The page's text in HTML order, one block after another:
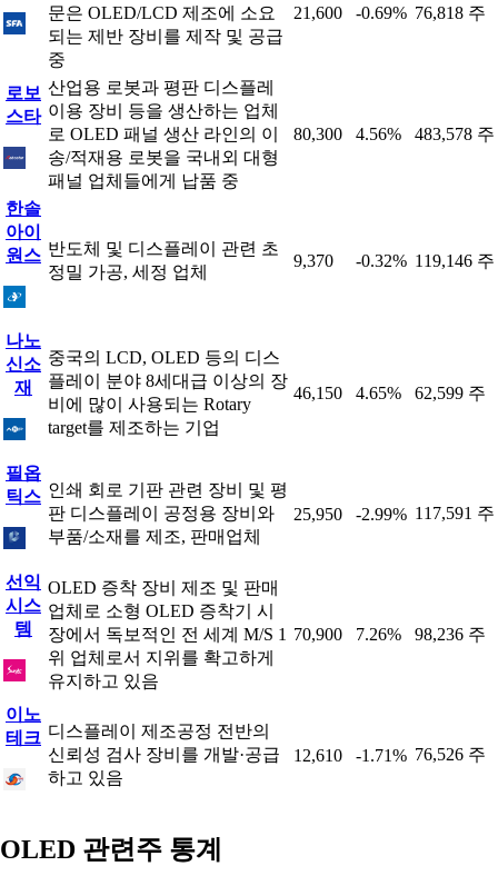
문은 OLED/LCD 제조에 소요
되는 제반 장비를 제작 및 공급
중
21,600 -0.69% 76,818 주
로보
스타
산업용 로봇과 평판 디스플레
이용 장비 등을 생산하는 업체
로 OLED 패널 생산 라인의 이
송/적재용 로봇을 국내외 대형
패널 업체들에게 납품 중
80,300 4.56% 483,578 주
한솔
아이
원스 반도체 및 디스플레이 관련 초
정밀 가공, 세정 업체
9,370 -0.32% 119,146 주
나노
신소
재
중국의 LCD, OLED 등의 디스
플레이 분야 8세대급 이상의 장
비에 많이 사용되는 Rotary
target를 제조하는 기업
46,150 4.65% 62,599 주
필옵
틱스 인쇄 회로 기판 관련 장비 및 평
판 디스플레이 공정용 장비와
부품/소재를 제조, 판매업체
25,950 -2.99% 117,591 주
선익
시스
템
OLED 증착 장비 제조 및 판매
업체로 소형 OLED 증착기 시
장에서 독보적인 전 세계 M/S 1
위 업체로서 지위를 확고하게
유지하고 있음
70,900 7.26% 98,236 주
이노
테크 디스플레이 제조공정 전반의
신뢰성 검사 장비를 개발·공급
하고 있음
12,610 -1.71% 76,526 주
OLED 관련주 통계